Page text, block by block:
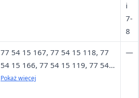
i
7-
8
77 54 15 167, 77 54 15 118, 77
54 15 166, 77 54 15 119, 77 54
15 116, 77 54 15 168, 77 54 15
Pokaż więcej
—